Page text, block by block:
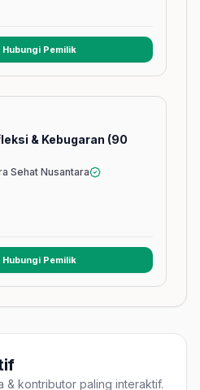
Hubungi Pemilik(membuka tab baru)
& Kebugaran (90
Sehat Nusantara
Hubungi Pemilik(membuka tab baru)
& kontributor paling interaktif.